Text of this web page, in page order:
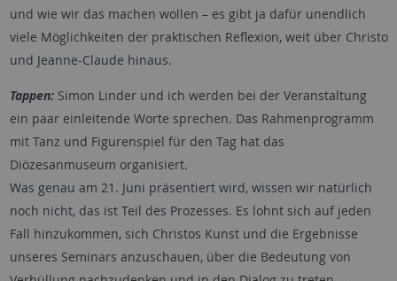
und wie wir das machen wollen – es gibt ja dafür unendlich
viele Möglichkeiten der praktischen Reflexion, weit über Christo
und Jeanne-Claude hinaus.
Tappen: Simon Linder und ich werden bei der Veranstaltung
ein paar einleitende Worte sprechen. Das Rahmenprogramm
mit Tanz und Figurenspiel für den Tag hat das
Diözesanmuseum organisiert.
Was genau am 21. Juni präsentiert wird, wissen wir natürlich
noch nicht, das ist Teil des Prozesses. Es lohnt sich auf jeden
Fall hinzukommen, sich Christos Kunst und die Ergebnisse
unseres Seminars anzuschauen, über die Bedeutung von